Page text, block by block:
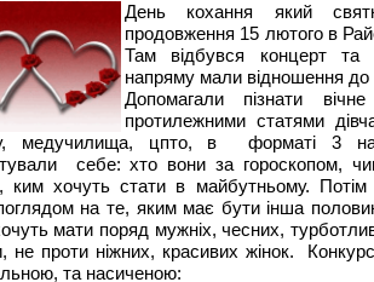
День кохання який
продовження 15 лютого в
Там відбувся концерт та
напряму мали відношення до
Допомагали пізнати
протилежними статями
медучилища, цпто, в форматі 3 на
себе: хто вони за гороскопом,
ким хочуть стати в майбутньому.
на те, яким має бути інша
мати поряд мужніх, чесних,
не проти ніжних, красивих жінок.
та насиченою: